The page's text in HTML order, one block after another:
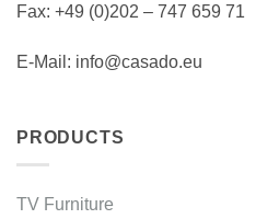
Fax: +49 (0)202 – 747 659 71
E-Mail: info@casado.eu
PRODUCTS
TV Furniture